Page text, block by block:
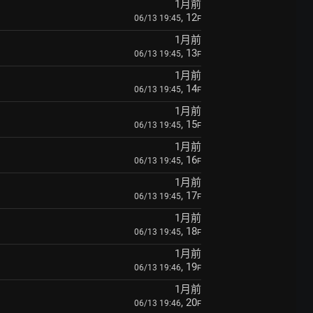
1月前
06/13 19:45, 12F
1月前
06/13 19:45, 13F
1月前
06/13 19:45, 14F
1月前
06/13 19:45, 15F
1月前
06/13 19:45, 16F
1月前
06/13 19:45, 17F
1月前
06/13 19:45, 18F
1月前
06/13 19:46, 19F
1月前
06/13 19:46, 20F